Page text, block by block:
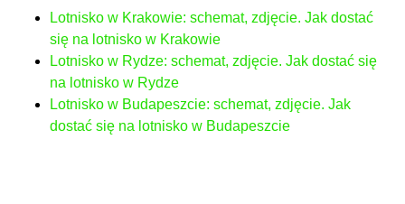
Lotnisko w Krakowie: schemat, zdjęcie. Jak dostać
się na lotnisko w Krakowie
Lotnisko w Rydze: schemat, zdjęcie. Jak dostać się
na lotnisko w Rydze
Lotnisko w Budapeszcie: schemat, zdjęcie. Jak
dostać się na lotnisko w Budapeszcie